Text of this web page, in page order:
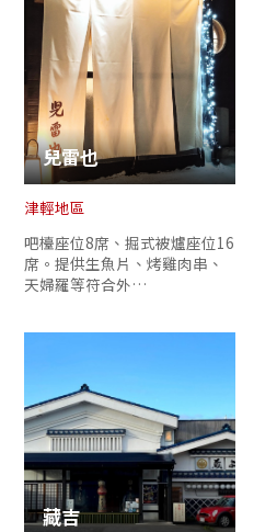
兒雷也
津輕地區
吧檯座位8席、掘式被爐座位16
席。提供生魚片、烤雞肉串、
天婦羅等符合外…
藏吉